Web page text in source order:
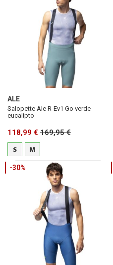
ALE
Salopette Ale R-Ev1 Go verde
eucalipto
118,99 € 169,95 €
S
M
-30%